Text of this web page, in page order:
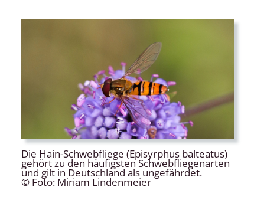
Die Hain-Schwebfliege (Episyrphus balteatus)
gehört zu den häufigsten Schwebfliegenarten
und gilt in Deutschland als ungefährdet.
© Foto: Miriam Lindenmeier